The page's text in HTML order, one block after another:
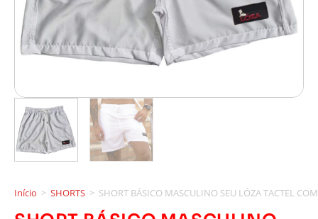
Início > SHORTS > SHORT BÁSICO MASCULINO SEU LÓZA TACTEL